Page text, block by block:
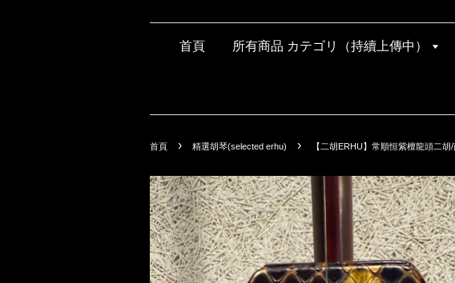
首頁 所有商品 カテゴリ（持續上傳中）
首頁 › 精選胡琴(selected erhu) › 【二胡ERHU】常順恒紫檀龍頭二